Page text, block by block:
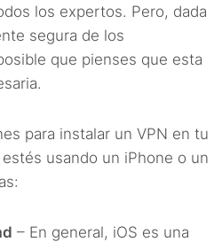
los expertos. Pero, dada
segura de los
que pienses que esta
para instalar un VPN en tu
usando un iPhone o un
– En general, iOS es una